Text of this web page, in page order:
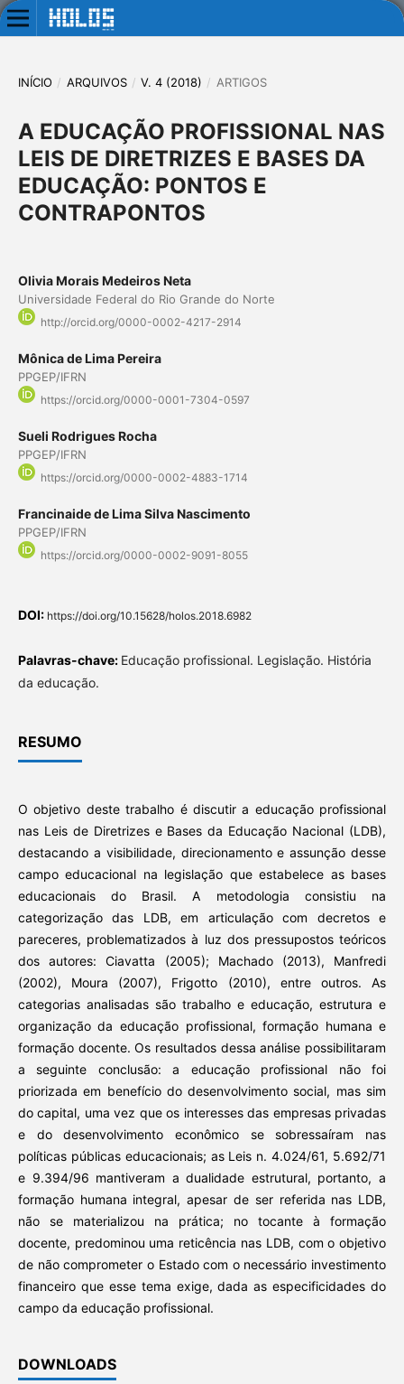
INÍCIO / ARQUIVOS / V. 4 (2018) / ARTIGOS
A EDUCAÇÃO PROFISSIONAL NAS
LEIS DE DIRETRIZES E BASES DA
EDUCAÇÃO: PONTOS E
CONTRAPONTOS
Olivia Morais Medeiros Neta
Universidade Federal do Rio Grande do Norte
http://orcid.org/0000-0002-4217-2914
Mônica de Lima Pereira
PPGEP/IFRN
https://orcid.org/0000-0001-7304-0597
Sueli Rodrigues Rocha
PPGEP/IFRN
https://orcid.org/0000-0002-4883-1714
Francinaide de Lima Silva Nascimento
PPGEP/IFRN
https://orcid.org/0000-0002-9091-8055
DOI: https://doi.org/10.15628/holos.2018.6982
Palavras-chave: Educação profissional. Legislação. História
da educação.
RESUMO
O objetivo deste trabalho é discutir a educação profissional
nas Leis de Diretrizes e Bases da Educação Nacional (LDB),
destacando a visibilidade, direcionamento e assunção desse
campo educacional na legislação que estabelece as bases
educacionais do Brasil. A metodologia consistiu na
categorização das LDB, em articulação com decretos e
pareceres, problematizados à luz dos pressupostos teóricos
dos autores: Ciavatta (2005); Machado (2013), Manfredi
(2002), Moura (2007), Frigotto (2010), entre outros. As
categorias analisadas são trabalho e educação, estrutura e
organização da educação profissional, formação humana e
formação docente. Os resultados dessa análise possibilitaram
a seguinte conclusão: a educação profissional não foi
priorizada em benefício do desenvolvimento social, mas sim
do capital, uma vez que os interesses das empresas privadas
e do desenvolvimento econômico se sobressaíram nas
políticas públicas educacionais; as Leis n. 4.024/61, 5.692/71
e 9.394/96 mantiveram a dualidade estrutural, portanto, a
formação humana integral, apesar de ser referida nas LDB,
não se materializou na prática; no tocante à formação
docente, predominou uma reticência nas LDB, com o objetivo
de não comprometer o Estado com o necessário investimento
financeiro que esse tema exige, dada as especificidades do
campo da educação profissional.
DOWNLOADS